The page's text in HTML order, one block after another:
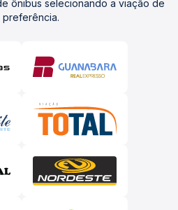
ônibus selecionando a viação de
preferência.